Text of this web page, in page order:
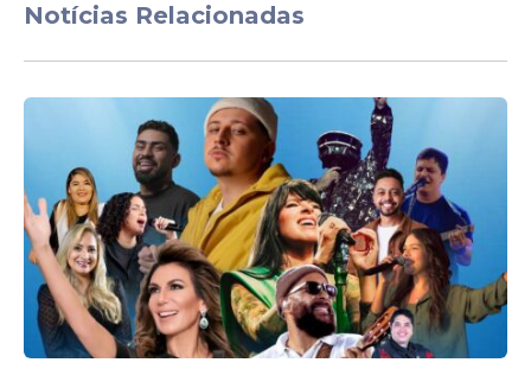
Influência das redes
sociais
Momentos como esse demonstram como
conteúdos simples, protagonizados por
crianças, podem gerar grande repercussão
e engajamento nas redes sociais,
Notícias Relacionadas